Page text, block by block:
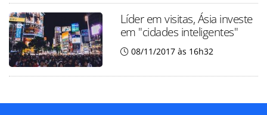
Líder em visitas, Ásia investe
em "cidades inteligentes"
08/11/2017 às 16h32